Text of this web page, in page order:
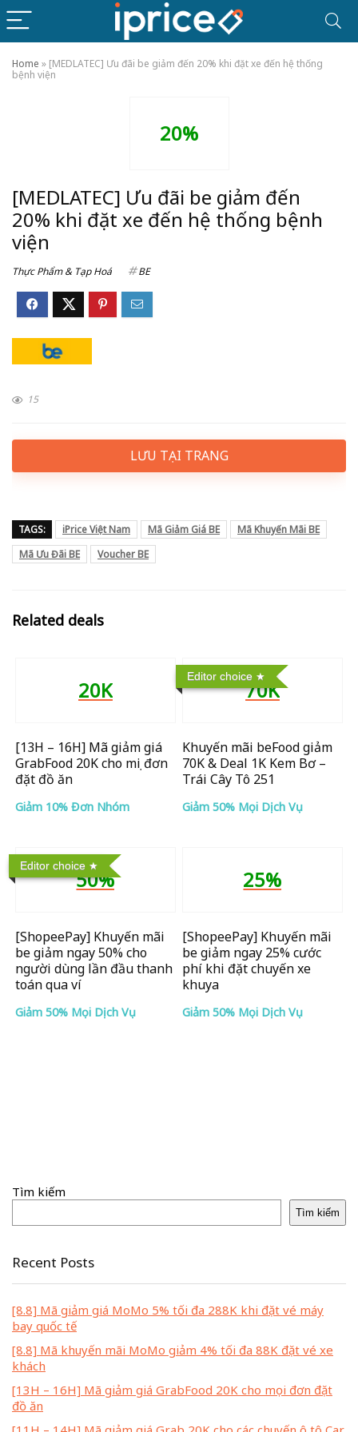
Home » [MEDLATEC] Ưu đãi be giảm đến 20% khi đặt xe đến hệ thống
bệnh viện
20%
[MEDLATEC] Ưu đãi be giảm đến
20% khi đặt xe đến hệ thống bệnh
viện
Thực Phẩm & Tạp Hoá BE
15
LƯU TẠI TRANG
TAGS: iPrice Việt Nam Mã Giảm Giá BE
Mã Khuyến Mãi BE
Mã Ưu Đãi BE
Voucher BE
Related deals
20K
[13H – 16H] Mã giảm giá
GrabFood 20K cho mọi đơn
đặt đồ ăn
Giảm 10% Đơn Nhóm
Editor choice
70K
Khuyến mãi beFood giảm
70K & Deal 1K Kem Bơ –
Trái Cây Tô 251
Giảm 50% Mọi Dịch Vụ
Editor choice
50%
[ShopeePay] Khuyến mãi
be giảm ngay 50% cho
người dùng lần đầu thanh
toán qua ví
Giảm 50% Mọi Dịch Vụ
25%
[ShopeePay] Khuyến mãi
be giảm ngay 25% cước
phí khi đặt chuyến xe
khuya
Giảm 50% Mọi Dịch Vụ
Tìm kiếm
Tìm kiếm
Recent Posts
[8.8] Mã giảm giá MoMo 5% tối đa 288K khi đặt vé máy
bay quốc tế
[8.8] Mã khuyến mãi MoMo giảm 4% tối đa 88K đặt vé xe
khách
[13H – 16H] Mã giảm giá GrabFood 20K cho mọi đơn đặt
đồ ăn